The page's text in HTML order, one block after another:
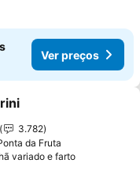
Ver preços
aos favoritos
3.782
da Fruta
variado e fartoVer preços